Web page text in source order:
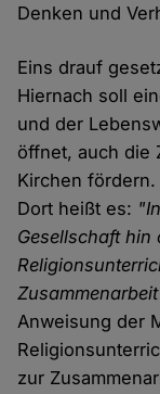
Denken und
Eins drauf
Hiernach soll
und der
öffnet, auch die
Kirchen
Dort heißt es:
Gesellschaft
Anweisung der
zur